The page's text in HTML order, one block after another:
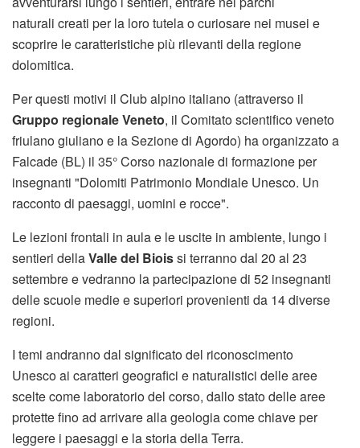
naturali creati per la loro tutela o curiosare nei musei e
scoprire le caratteristiche più rilevanti della regione
dolomitica.
Per questi motivi il Club alpino italiano (attraverso il
Gruppo regionale Veneto, il Comitato scientifico veneto
friulano giuliano e la Sezione di Agordo) ha organizzato a
Falcade (BL) il 35° Corso nazionale di formazione per
insegnanti "Dolomiti Patrimonio Mondiale Unesco. Un
racconto di paesaggi, uomini e rocce".
Le lezioni frontali in aula e le uscite in ambiente, lungo i
sentieri dellaValle del Bioissi terranno dal 20 al 23
settembre e vedranno la partecipazione di 52 insegnanti
delle scuole medie e superiori provenienti da 14 diverse
regioni.
I temi andranno dal significato del riconoscimento
Unesco ai caratteri geografici e naturalistici delle aree
scelte come laboratorio del corso, dallo stato delle aree
protette fino ad arrivare alla geologia come chiave per
leggere i paesaggi e la storia della Terra.